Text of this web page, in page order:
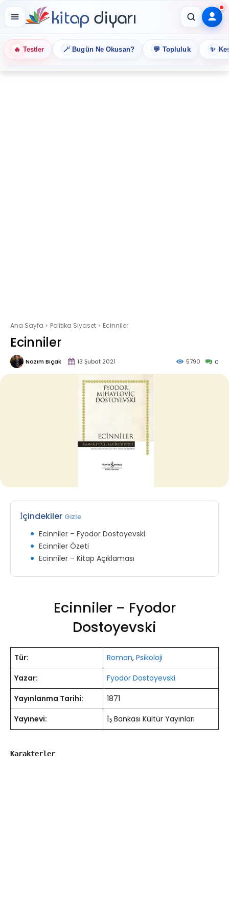
🔥 Testler 🪄 Bugün Ne Okusan? 💬 Topluluk ✨
Ana Sayfa Politika Siyaset Ecinniler
Ecinniler
Nazım Bıçak 13 Şubat 2021 0
5790
İçindekiler Gizle
Ecinniler – Fyodor Dostoyevski
Ecinniler Özeti
Ecinniler – Kitap Açıklaması
Ecinniler – Fyodor
Dostoyevski
Tür: Roman, Psikoloji
Yazar:
Fyodor Dostoyevski
Yayınlanma Tarihi:
1871
Yayınevi:
İş Bankası Kültür Yayınları
Karakterler